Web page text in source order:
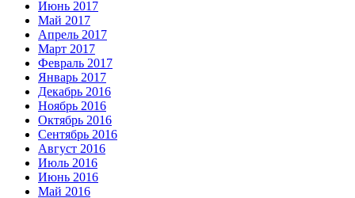
Июнь 2017
Май 2017
Апрель 2017
Март 2017
Февраль 2017
Январь 2017
Декабрь 2016
Ноябрь 2016
Октябрь 2016
Сентябрь 2016
Август 2016
Июль 2016
Июнь 2016
Май 2016